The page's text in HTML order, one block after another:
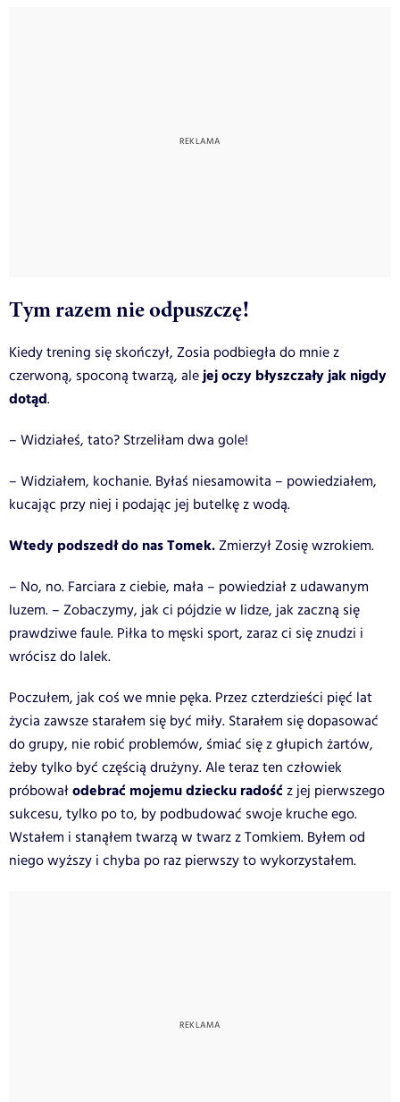
Tym razem nie odpuszczę!
Kiedy trening się skończył, Zosia podbiegła do mnie z
czerwoną, spoconą twarzą, alejej oczy błyszczały jak nigdy
dotąd.
– Widziałeś, tato? Strzeliłam dwa gole!
– Widziałem, kochanie. Byłaś niesamowita – powiedziałem,
kucając przy niej i podając jej butelkę z wodą.
Wtedy podszedł do nas Tomek.Zmierzył Zosię wzrokiem.
– No, no. Farciara z ciebie, mała – powiedział z udawanym
luzem. – Zobaczymy, jak ci pójdzie w lidze, jak zaczną się
prawdziwe faule. Piłka to męski sport, zaraz ci się znudzi i
wrócisz do lalek.
Poczułem, jak coś we mnie pęka. Przez czterdzieści pięć lat
życia zawsze starałem się być miły. Starałem się dopasować
do grupy, nie robić problemów, śmiać się z głupich żartów,
żeby tylko być częścią drużyny. Ale teraz ten człowiek
próbowałodebrać mojemu dziecku radośćz jej pierwszego
sukcesu, tylko po to, by podbudować swoje kruche ego.
Wstałem i stanąłem twarzą w twarz z Tomkiem. Byłem od
niego wyższy i chyba po raz pierwszy to wykorzystałem.